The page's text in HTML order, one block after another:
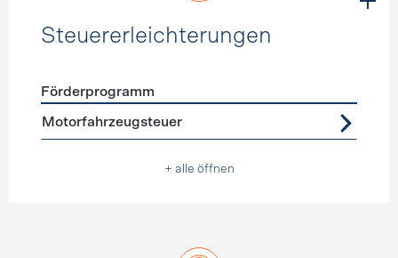
Steuererleichterungen
Förderprogramme
Förderprogramm
Motorfahrzeugsteuer
+ alle öffnen